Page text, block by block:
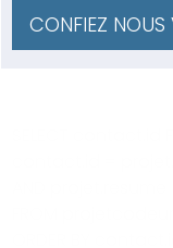
CONFIEZ NOUS